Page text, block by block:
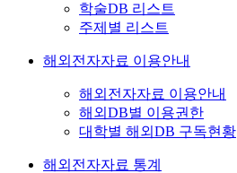
학술DB 리스트
주제별 리스트
해외전자자료 이용안내
해외전자자료 이용안내
해외DB별 이용권한
대학별 해외DB 구독현황
해외전자자료 통계